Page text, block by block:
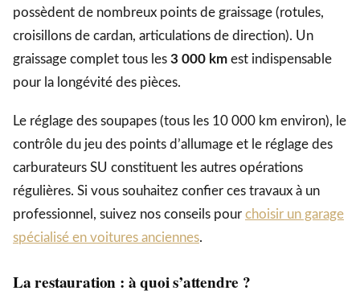
possèdent de nombreux points de graissage (rotules,
croisillons de cardan, articulations de direction). Un
graissage complet tous les 3 000 km est indispensable
pour la longévité des pièces.
Le réglage des soupapes (tous les 10 000 km environ), le
contrôle du jeu des points d’allumage et le réglage des
carburateurs SU constituent les autres opérations
régulières. Si vous souhaitez confier ces travaux à un
professionnel, suivez nos conseils pour choisir un garage
spécialisé en voitures anciennes.
La restauration : à quoi s’attendre ?